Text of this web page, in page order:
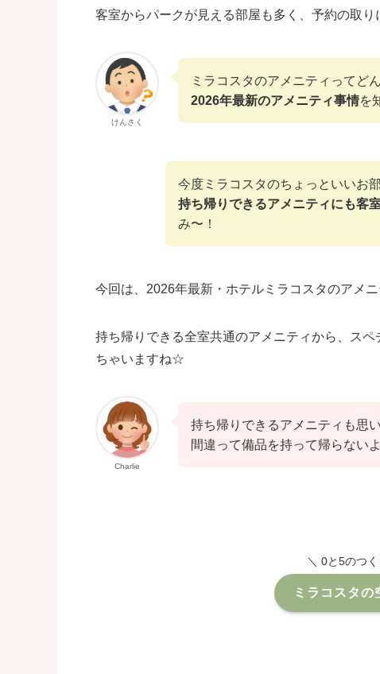
客室からパークが見える部屋も多く、予約の取り
けんさく
ミラコスタのアメニティってど
2026年最新のアメニティ事情を
今度ミラコスタのちょっといいお
持ち帰りできるアメニティにも客
み〜！
今回は、2026年最新・ホテルミラコスタのアメ
持ち帰りできる全室共通のアメニティから、ス
ちゃいますね☆
Charlie
持ち帰りできるアメニティも思
間違って備品を持って帰らない
＼ 0と5のつ
ミラコスタの